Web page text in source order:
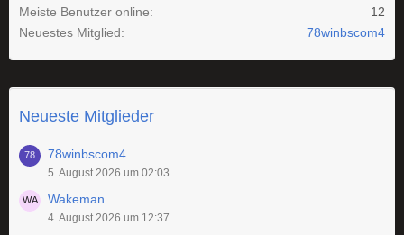
Meiste Benutzer online
12
Neuestes Mitglied
78winbscom4
Neueste Mitglieder
78winbscom4
5. August 2026 um 02:03
Wakeman
4. August 2026 um 12:37